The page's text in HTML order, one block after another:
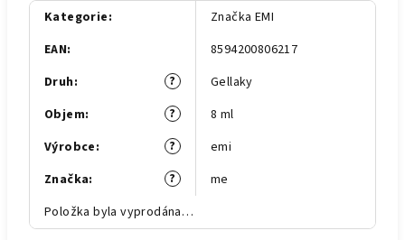
Kategorie:
Značka EMI
EAN:
8594200806217
?
Druh:
Gellaky
?
Objem:
8 ml
?
Výrobce:
emi
?
Značka:
me
Položka byla vyprodána…